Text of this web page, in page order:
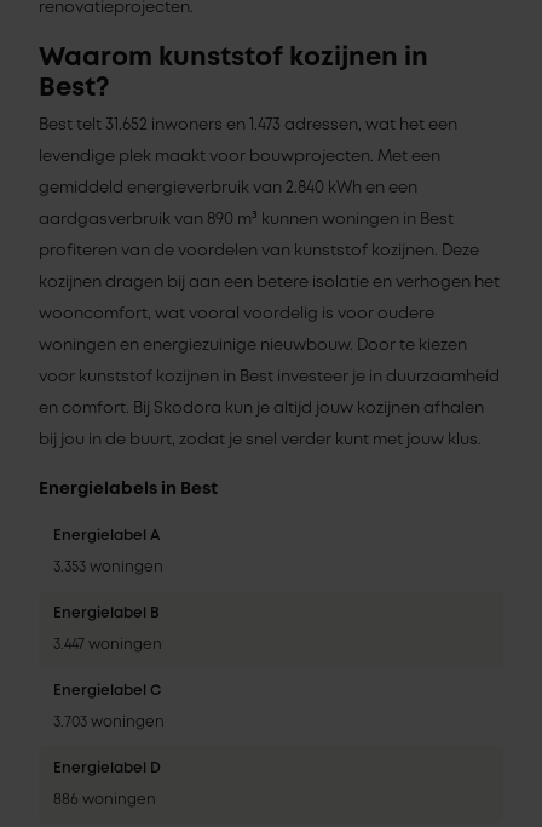
renovatieprojecten.
Waarom kunststof kozijnen in
Best?
Best telt 31.652 inwoners en 1.473 adressen, wat het een
levendige plek maakt voor bouwprojecten. Met een
gemiddeld energieverbruik van 2.840 kWh en een
aardgasverbruik van 890 m³ kunnen woningen in Best
profiteren van de voordelen van kunststof kozijnen. Deze
kozijnen dragen bij aan een betere isolatie en verhogen het
wooncomfort, wat vooral voordelig is voor oudere
woningen en energiezuinige nieuwbouw. Door te kiezen
voor kunststof kozijnen in Best investeer je in duurzaamheid
en comfort. Bij Skodora kun je altijd jouw kozijnen afhalen
bij jou in de buurt, zodat je snel verder kunt met jouw klus.
Energielabels in Best
Energielabel A
3.353 woningen
Energielabel B
3.447 woningen
Energielabel C
3.703 woningen
Energielabel D
886 woningen